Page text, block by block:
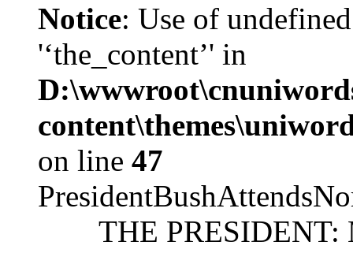
Notice: Use of
'‘the_content’' in
on line 47
THE PRESIDENT: